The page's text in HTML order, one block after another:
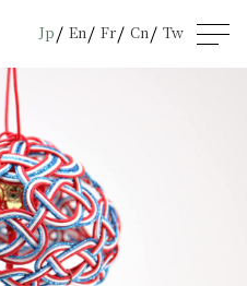
Jp En Fr Cn Tw
men